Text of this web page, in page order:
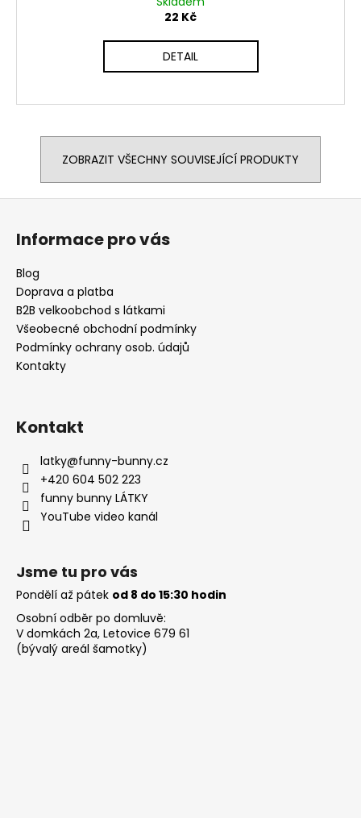
22 Kč
DETAIL
ZOBRAZIT VŠECHNY SOUVISEJÍCÍ PRODUKTY
Z
Informace pro vás
Blog
Doprava a platba
B2B velkoobchod s látkami
Všeobecné obchodní podmínky
Podmínky ochrany osob. údajů
Kontakty
Kontakt
latky@funny-bunny.cz
+420 604 502 223
funny bunny LÁTKY
YouTube video kanál
Jsme tu pro vás
Pondělí až pátek od 8 do 15:30 hodin
Osobní odběr po domluvě:
V domkách 2a, Letovice 679 61
(bývalý areál šamotky)